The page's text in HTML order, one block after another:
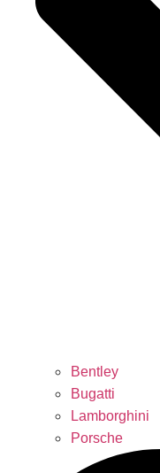
Bentley
Bugatti
Lamborghini
Porsche